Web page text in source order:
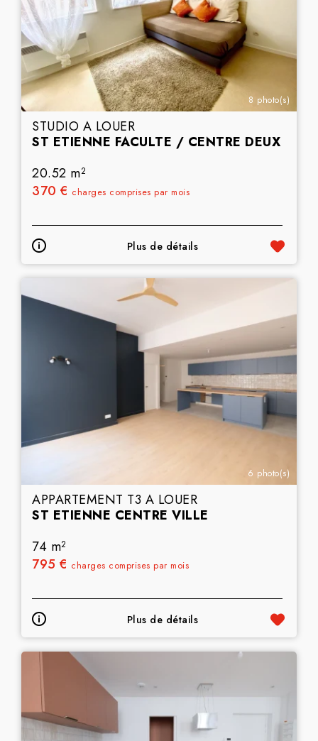
8 photo(s)
STUDIO A LOUER
ST ETIENNE FACULTE / CENTRE DEUX
20.52 m2
370 € charges comprises par mois
Plus de détails
6 photo(s)
APPARTEMENT T3 A LOUER
ST ETIENNE CENTRE VILLE
74 m2
795 € charges comprises par mois
Plus de détails